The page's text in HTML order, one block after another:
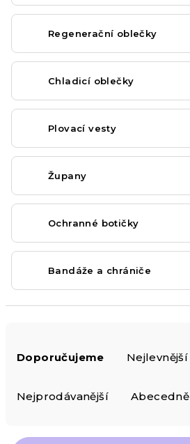
Regenerační oblečky
Chladicí oblečky
Plovací vesty
Župany
Ochranné botičky
Bandáže a chrániče
Doporučujeme Nejlevnější
Nejprodávanější Abecedně